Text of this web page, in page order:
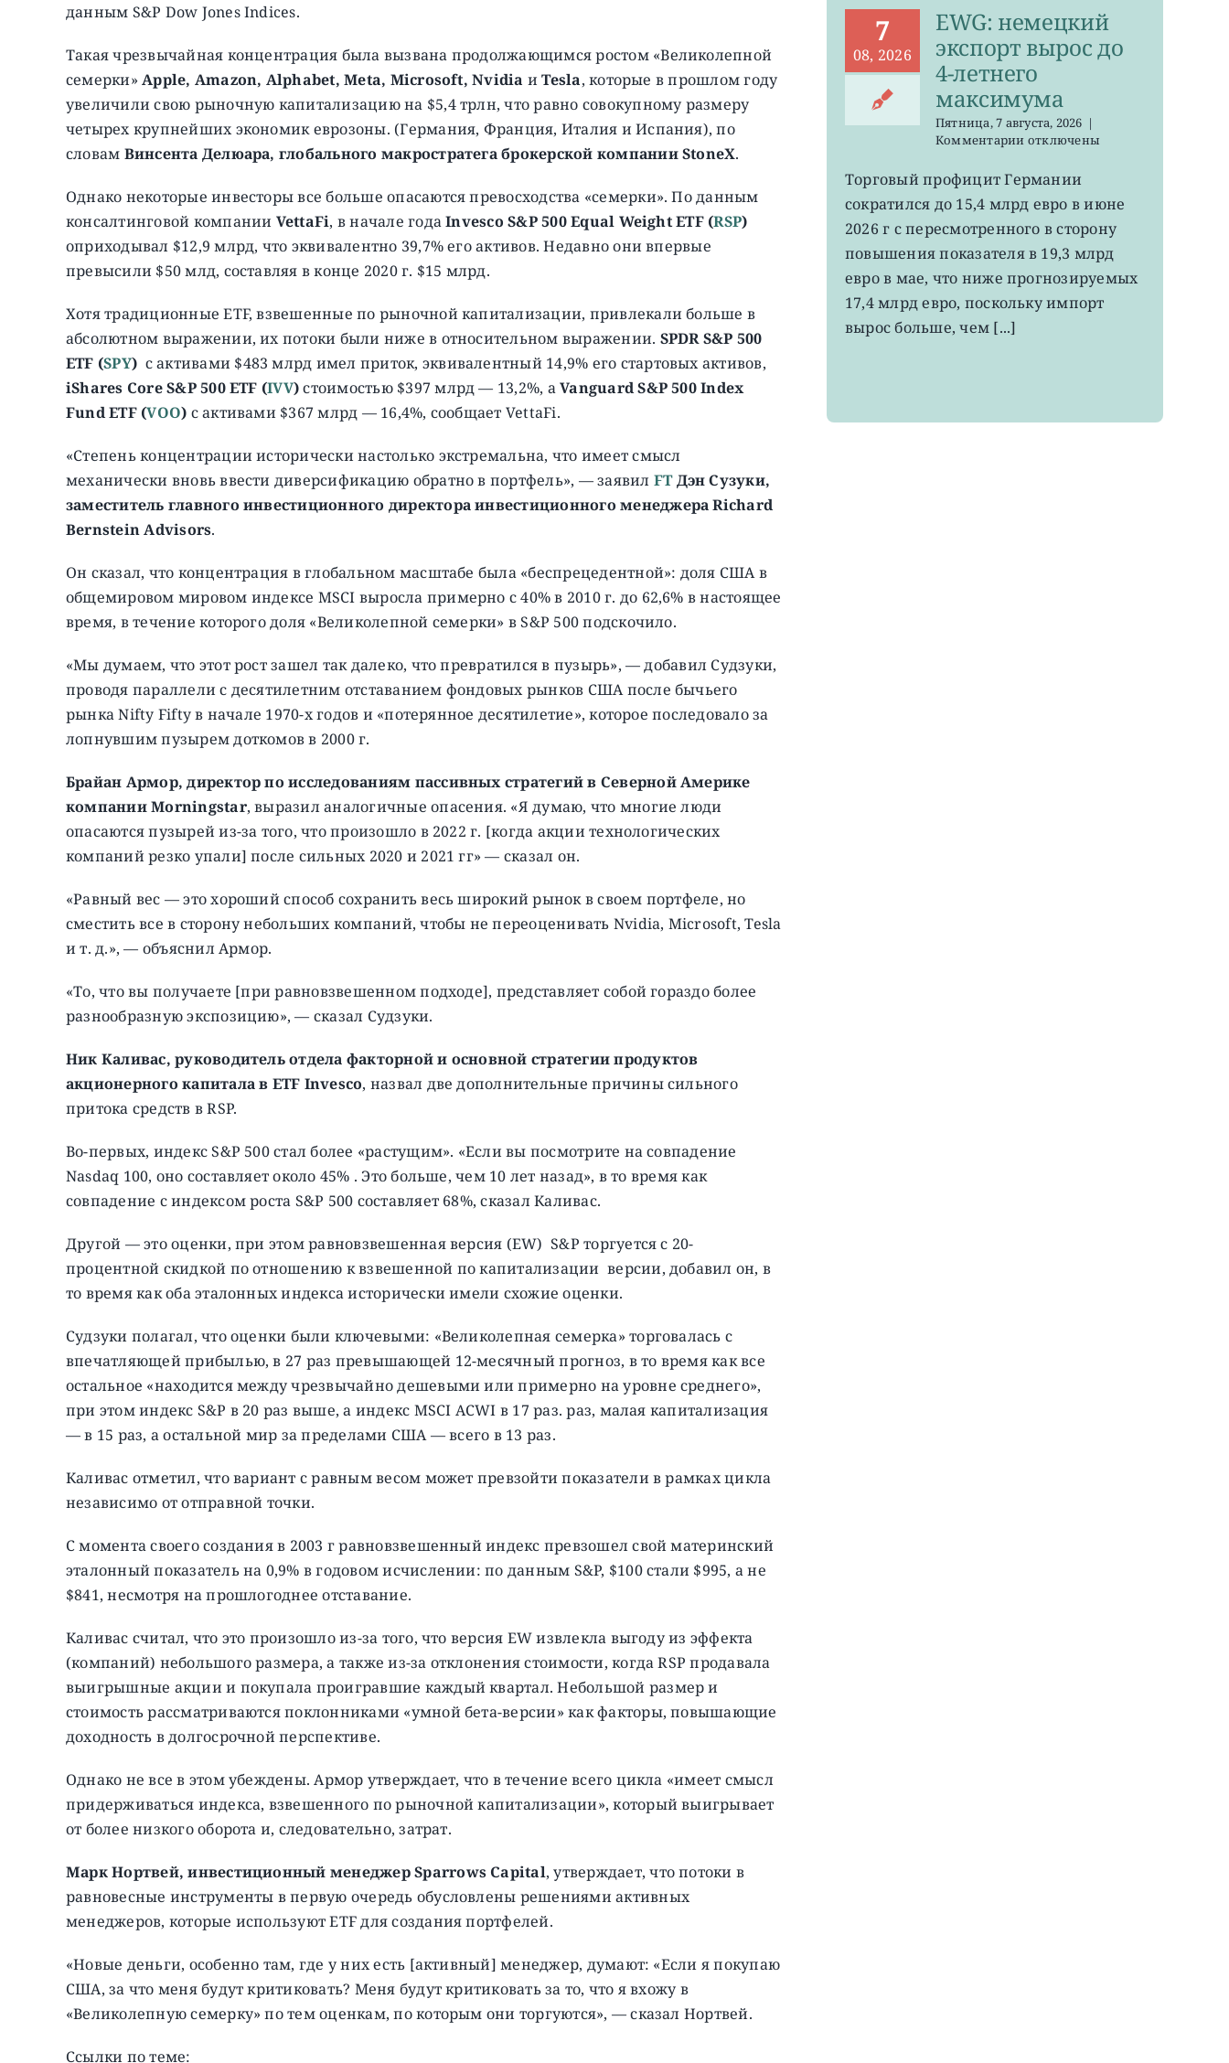
данным S&P Dow Jones Indices.
Такая чрезвычайная концентрация была вызвана продолжающимся ростом «Великолепной
семерки»Apple, Amazon, Alphabet, Meta, Microsoft, Nvidia иTesla, которые в прошлом году
увеличили свою рыночную капитализацию на $5,4 трлн, что равно совокупному размеру
четырех крупнейших экономик еврозоны. (Германия, Франция, Италия и Испания), по
словам Винсента Делюара, глобального макростратега брокерской компании StoneX.
Однако некоторые инвесторы все больше опасаются превосходства «семерки». По данным
консалтинговой компании VettaFi, в начале годаInvesco S&P 500 Equal Weight ETF (RSP)
оприходывал $12,9 млрд, что эквивалентно 39,7% его активов. Недавно они впервые
превысили $50 млд, составляя в конце 2020 г. $15 млрд.
Хотя традиционные ETF, взвешенные по рыночной капитализации, привлекали больше в
абсолютном выражении, их потоки были ниже в относительном выражении. SPDR S&P 500
ETF (SPY) с активами $483 млрд имел приток, эквивалентный 14,9% его стартовых активов,
iShares Core S&P 500 ETF (IVV)стоимостью $397 млрд — 13,2%, аVanguard S&P 500 Index
Fund ETF (VOO) с активами $367 млрд — 16,4%, сообщает VettaFi.
«Степень концентрации исторически настолько экстремальна, что имеет смысл
механически вновь ввести диверсификацию обратно в портфель», — заявил FT Дэн Сузуки,
заместитель главного инвестиционного директора инвестиционного менеджера Richard
Bernstein Advisors.
Он сказал, что концентрация в глобальном масштабе была «беспрецедентной»: доля США в
общемировом мировом индексе MSCI выросла примерно с 40% в 2010 г. до 62,6% в настоящее
время, в течение которого доля «Великолепной семерки» в S&P 500 подскочило.
«Мы думаем, что этот рост зашел так далеко, что превратился в пузырь», — добавил Судзуки,
проводя параллели с десятилетним отставанием фондовых рынков США после бычьего
рынка Nifty Fifty в начале 1970-х годов и «потерянное десятилетие», которое последовало за
лопнувшим пузырем доткомов в 2000 г.
Брайан Армор, директор по исследованиям пассивных стратегий в Северной Америке
компании Morningstar, выразил аналогичные опасения. «Я думаю, что многие люди
опасаются пузырей из-за того, что произошло в 2022 г. [когда акции технологических
компаний резко упали] после сильных 2020 и 2021 гг» — сказал он.
«Равный вес — это хороший способ сохранить весь широкий рынок в своем портфеле, но
сместить все в сторону небольших компаний, чтобы не переоценивать Nvidia, Microsoft, Tesla
и т. д.», — объяснил Армор.
«То, что вы получаете [при равновзвешенном подходе], представляет собой гораздо более
разнообразную экспозицию», — сказал Судзуки.
Ник Каливас, руководитель отдела факторной и основной стратегии продуктов
акционерного капитала в ETF Invesco, назвал две дополнительные причины сильного
притока средств в RSP.
Во-первых, индекс S&P 500 стал более «растущим». «Если вы посмотрите на совпадение
Nasdaq 100, оно составляет около 45% . Это больше, чем 10 лет назад», в то время как
совпадение с индексом роста S&P 500 составляет 68%, сказал Каливас.
Другой — это оценки, при этом равновзвешенная версия (EW) S&P торгуется с 20-
процентной скидкой по отношению к взвешенной по капитализации версии, добавил он, в
то время как оба эталонных индекса исторически имели схожие оценки.
Судзуки полагал, что оценки были ключевыми: «Великолепная семерка» торговалась с
впечатляющей прибылью, в 27 раз превышающей 12-месячный прогноз, в то время как все
остальное «находится между чрезвычайно дешевыми или примерно на уровне среднего»,
при этом индекс S&P в 20 раз выше, а индекс MSCI ACWI в 17 раз. раз, малая капитализация
— в 15 раз, а остальной мир за пределами США — всего в 13 раз.
Каливас отметил, что вариант с равным весом может превзойти показатели в рамках цикла
независимо от отправной точки.
С момента своего создания в 2003 г равновзвешенный индекс превзошел свой материнский
эталонный показатель на 0,9% в годовом исчислении: по данным S&P, $100 стали $995, а не
$841, несмотря на прошлогоднее отставание.
Каливас считал, что это произошло из-за того, что версия EW извлекла выгоду из эффекта
(компаний) небольшого размера, а также из-за отклонения стоимости, когда RSP продавала
выигрышные акции и покупала проигравшие каждый квартал. Небольшой размер и
стоимость рассматриваются поклонниками «умной бета-версии» как факторы, повышающие
доходность в долгосрочной перспективе.
Однако не все в этом убеждены. Армор утверждает, что в течение всего цикла «имеет смысл
придерживаться индекса, взвешенного по рыночной капитализации», который выигрывает
от более низкого оборота и, следовательно, затрат.
Марк Нортвей, инвестиционный менеджер Sparrows Capital, утверждает, что потоки в
равновесные инструменты в первую очередь обусловлены решениями активных
менеджеров, которые используют ETF для создания портфелей.
«Новые деньги, особенно там, где у них есть [активный] менеджер, думают: «Если я покупаю
США, за что меня будут критиковать? Меня будут критиковать за то, что я вхожу в
«Великолепную семерку» по тем оценкам, по которым они торгуются», — сказал Нортвей.
Ссылки по теме:
7
08, 2026
EWG: немецкий
экспорт вырос до
4-летнего
максимума
Пятница, 7 августа, 2026 |
Комментариик
EWG:
немецкий
экспорт
вырос
4-
летнего
отключены
Торговый профицит Германии
сократился до 15,4 млрд евро в июне
2026 г с пересмотренного в сторону
повышения показателя в 19,3 млрд
евро в мае, что ниже прогнозируемых
17,4 млрд евро, поскольку импорт
вырос больше, чем [...]